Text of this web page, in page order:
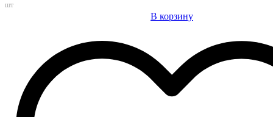
шт
В корзину